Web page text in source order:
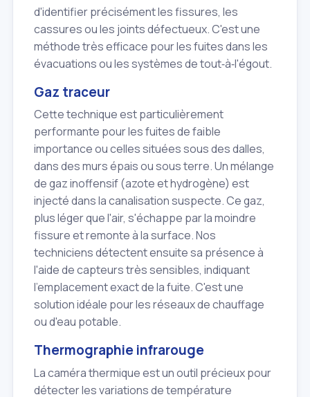
d'identifier précisément les fissures, les
cassures ou les joints défectueux. C'est une
méthode très efficace pour les fuites dans les
évacuations ou les systèmes de tout‑à‑l'égout.
Gaz traceur
Cette technique est particulièrement
performante pour les fuites de faible
importance ou celles situées sous des dalles,
dans des murs épais ou sous terre. Un mélange
de gaz inoffensif (azote et hydrogène) est
injecté dans la canalisation suspecte. Ce gaz,
plus léger que l'air, s'échappe par la moindre
fissure et remonte à la surface. Nos
techniciens détectent ensuite sa présence à
l'aide de capteurs très sensibles, indiquant
l'emplacement exact de la fuite. C'est une
solution idéale pour les réseaux de chauffage
ou d'eau potable.
Thermographie infrarouge
La caméra thermique est un outil précieux pour
détecter les variations de température